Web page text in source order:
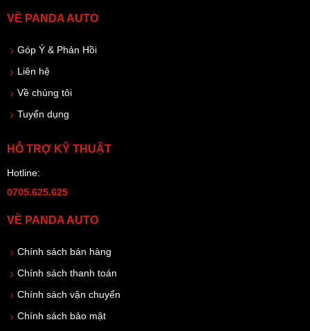
VỀ PANDA AUTO
Góp Ý & Phản Hồi
Liên hệ
Về chúng tôi
Tuyển dụng
HỖ TRỢ KỸ THUẬT
Hotline:
0705.625.625
VỀ PANDA AUTO
Chính sách bán hàng
Chính sách thanh toán
Chính sách vận chuyển
Chính sách bảo mật